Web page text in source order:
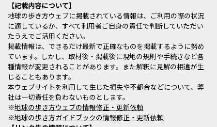
記載内容について
地球の歩き方ウェブに掲載されている情報は、ご利用の際の状況
に適しているか、すべて利用者ご自身の責任で判断していただい
たうえでご活用ください。
掲載情報は、できるだけ最新で正確なものを掲載するように努め
ています。しかし、取材後・掲載後に現地の規則や手続きなど各
種情報が変更されることがあります。また解釈に見解の相違が生
じることもあります。
本ウェブサイトを利用して生じた損失や不都合などについて、弊
社は一切責任を負わないものとします。
※地球の歩き方ウェブの情報修正・更新依頼
※地球の歩き方ガイドブックの情報修正・更新依頼